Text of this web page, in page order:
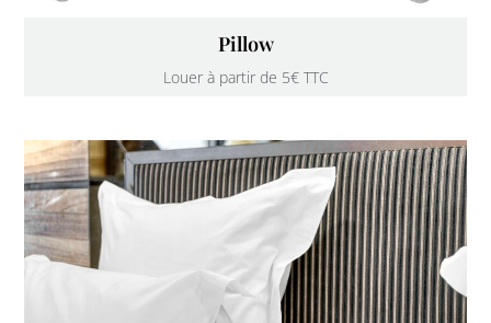
Pillow
Louer à partir de 5€ TTC